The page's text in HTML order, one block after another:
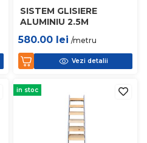
SISTEM GLISIERE
ALUMINIU 2.5M
580.00 lei /metru
Vezi detalii
in stoc